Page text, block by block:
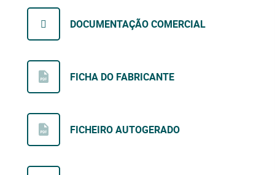
DOCUMENTAÇÃO COMERCIAL
FICHA DO FABRICANTE
FICHEIRO AUTOGERADO